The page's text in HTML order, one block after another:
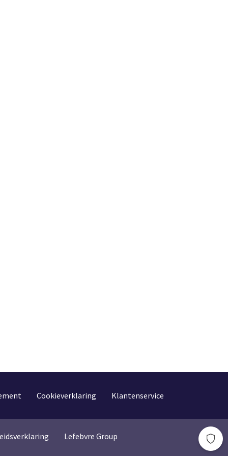
Cookieverklaring Klantenservice
Lefebvre Group